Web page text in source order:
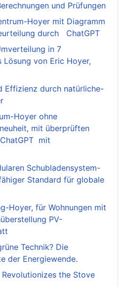
und Prüfungen
Hoyer mit Diagramm
durch ChatGPT
in 7
Lösung von Eric Hoyer,
Effizienz durch natürliche-
Hoyer ohne
mit überprüften
mit
Schubladensystem-
Standard für globale
Hoyer, für Wohnungen mit
PV-
Technik? Die
der Energiewende.
the Stove